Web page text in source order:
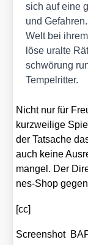
sich auf eine
und
Welt bei
löse uralte
schwö­rung
Tem­pel­rit­ter.
Nicht nur für
kurz­wei­li­ge
der Tat­sa­che
auch kei­ne
man­gel. Der
nes-Shop
[cc]
Screen­shot